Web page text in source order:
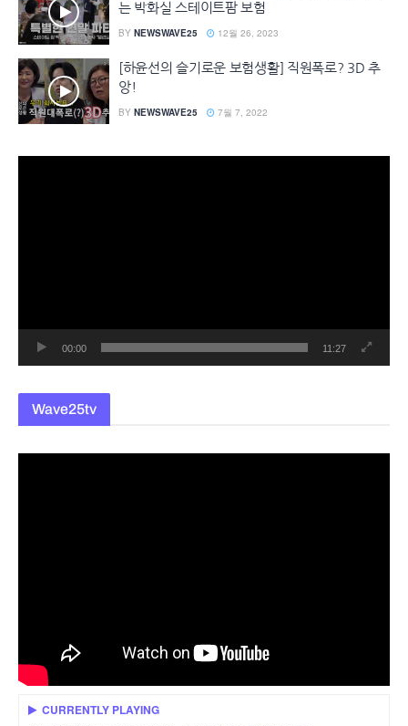
는 박화실 스테이트팜 보험
BY NEWSWAVE25 12월 26, 2023
[하윤선의 슬기로운 보험생활] 직원폭로? 3D 추
앙!
BY NEWSWAVE25 7월 7, 2022
00:00 11:27
Wave25tv
CURRENTLY PLAYING